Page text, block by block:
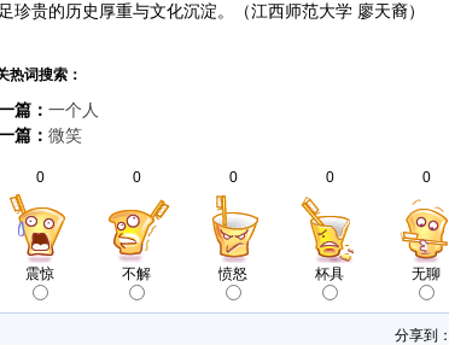
珍贵的历史厚重与文化沉淀。（江西师范大学 廖天裔）
热词搜索：
一篇： 一个人
篇： 微笑
0
震惊
0
不解
0
愤怒
0
杯具
0
无聊
分享到：